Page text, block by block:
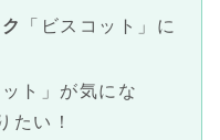
「ビスコット」に
ット」が気にな
たい！